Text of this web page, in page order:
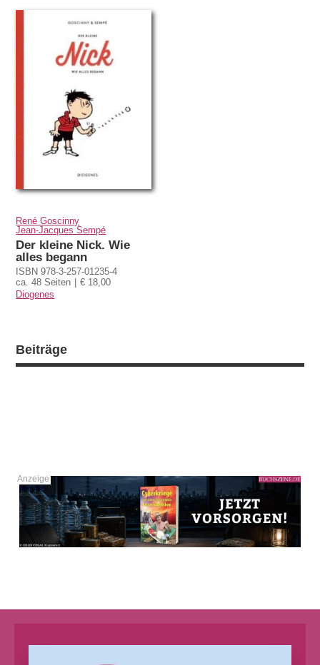
René Goscinny
Jean-Jacques Sempé
Der kleine Nick. Wie
alles begann
ISBN 978-3-257-01235-4
ca. 48 Seiten
€ 18,00
Diogenes
Beiträge